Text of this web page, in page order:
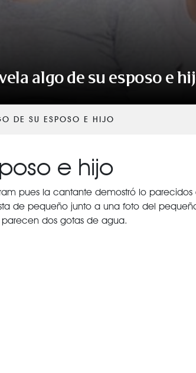
algo de su esposo e
DE SU ESPOSO E HIJO
e hijo
pues la cantante demostró lo parecidos
de pequeño junto a una foto del
dos gotas de agua.